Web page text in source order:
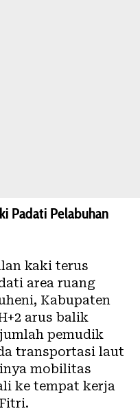
Padati Pelabuhan
kaki terus
area ruang
Kabupaten
arus balik
pemudik
transportasi laut
mobilitas
ke tempat kerja